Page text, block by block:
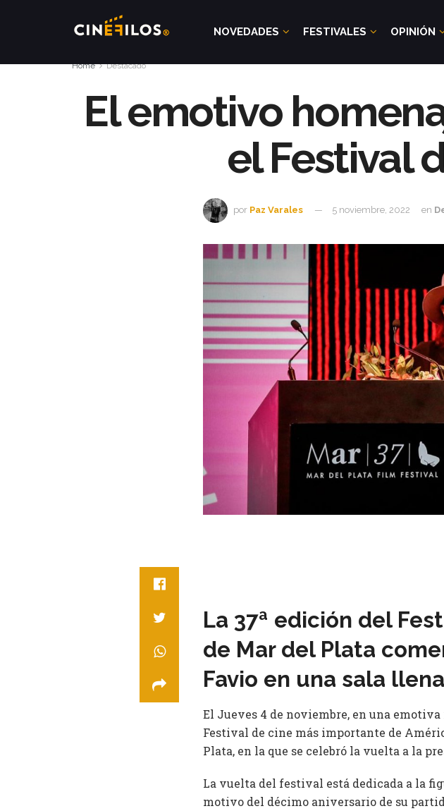
NOVEDADES FESTIVALES OPINIÓN
Home Destacado
El emotivo
el Festival
por Paz Varales 5 noviembre, 2022 en
La 37ª edición del
de Mar del Plata
Favio en una sala
El Jueves 4 de noviembre, en una
Festival de cine más importante de
Plata, en la que se celebró la vuelta a la
La vuelta del festival está dedicada a la
motivo del décimo aniversario de su